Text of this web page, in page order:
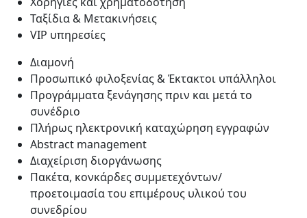
Ταξίδια & Μετακινήσεις
VIP υπηρεσίες
Διαμονή
Προσωπικό φιλοξενίας & Έκτακτοι υπάλληλοι
Προγράμματα ξενάγησης πριν και μετά το
συνέδριο
Πλήρως ηλεκτρονική καταχώρηση εγγραφών
Abstract management
Διαχείριση διοργάνωσης
Πακέτα, κονκάρδες συμμετεχόντων/
προετοιμασία του επιμέρους υλικού του
συνεδρίου